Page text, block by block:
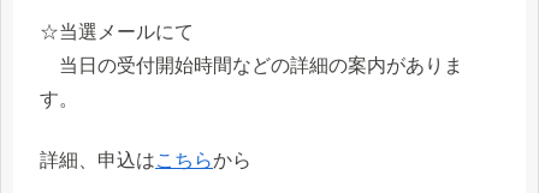
☆当選メールにて
当日の受付開始時間などの詳細の案内がありま
す。
詳細、申込はこちらから